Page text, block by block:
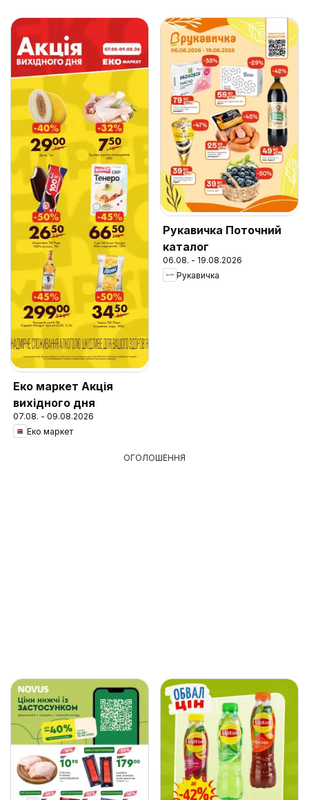
Еко маркет Акція
вихідного дня
07.08. - 09.08.2026
Еко маркет
Рукавичка Поточний
каталог
06.08. - 19.08.2026
Рукавичка
ОГОЛОШЕННЯ